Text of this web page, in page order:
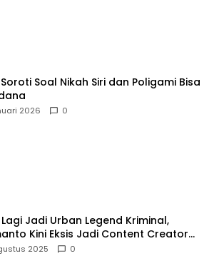
Soroti Soal Nikah Siri dan Poligami Bisa
2026 0
Jadi Urban Legend Kriminal,
Kini Eksis Jadi Content Creator
2025 0